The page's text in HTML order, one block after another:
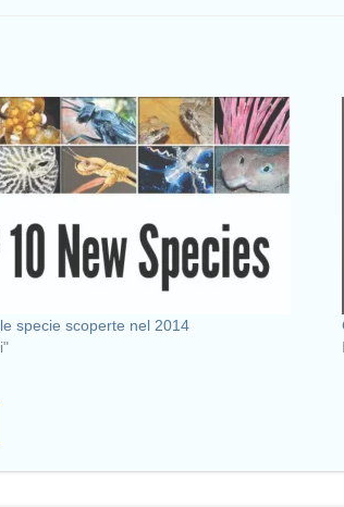
specie scoperte nel 2014